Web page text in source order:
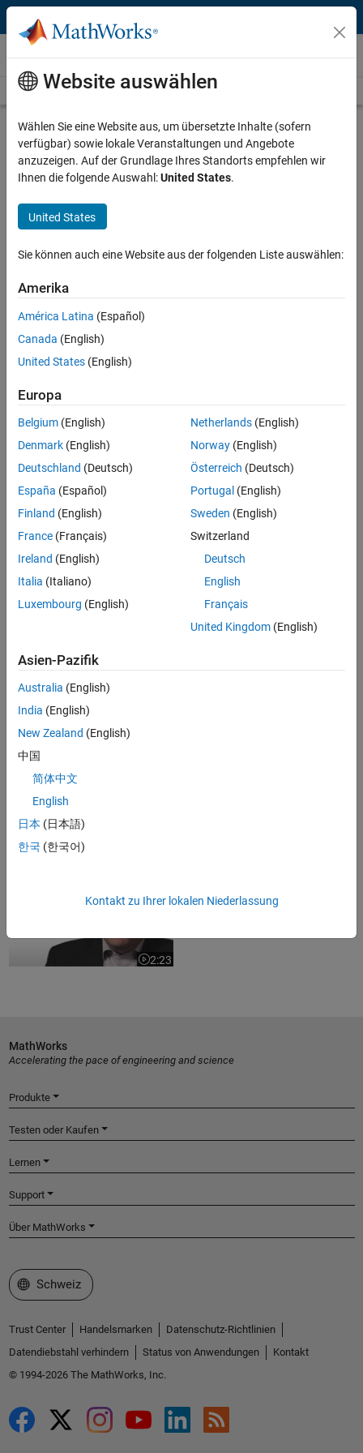
Weiter zum Inhalt
Videos
Videos Home Search
Play
Description
Precision Commercial Printing
Related Resources
UP NEXT:
Video length is 2:32
Kissell Research Group Develops
High-Frequency Trading Cost...
RELATED VIDEOS:
Ashok Leyland Optimizes
Commercial Vehicle Suspension
GeisterZähmer Develops and Back-
2:23
Video length is 2:23
Robotics and Mechatronics...
Website auswählen
Wählen Sie eine Website aus, um übersetzte Inhalte (sofern
verfügbar) sowie lokale Veranstaltungen und Angebote
anzuzeigen. Auf der Grundlage Ihres Standorts empfehlen wir
Ihnen die folgende Auswahl:United States.
United States
Sie können auch eine Website aus der folgenden Liste auswählen:
Amerika
América Latina (Español)
Canada (English)
United States (English)
Europa
Belgium (English)
Denmark (English)
Deutschland (Deutsch)
España (Español)
Finland (English)
France (Français)
Ireland (English)
Italia (Italiano)
Luxembourg (English)
Netherlands(English)
Norway(English)
Österreich (Deutsch)
Portugal (English)
Sweden (English)
Switzerland
Deutsch
English
Français
United Kingdom(English)
Asien-Pazifik
Australia (English)
India (English)
New Zealand (English)
中国
简体中文
English
日本 (日本語)
한국 (한국어)
Kontakt zu Ihrer lokalen Niederlassung
MathWorks
Accelerating the pace of engineering and science
Produkte
Testen oder Kaufen
Lernen
Support
Über MathWorks
Website auswählen
Schweiz
Trust Center Handelsmarken
Datenschutz-Richtlinien
Datendiebstahl verhindern
Status von Anwendungen
Kontakt
© 1994-2026 The MathWorks, Inc.